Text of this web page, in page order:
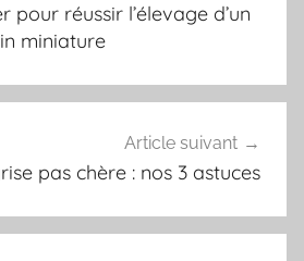
pour réussir l’élevage d’un
miniature
Article suivant
pas chère : nos 3 astuces